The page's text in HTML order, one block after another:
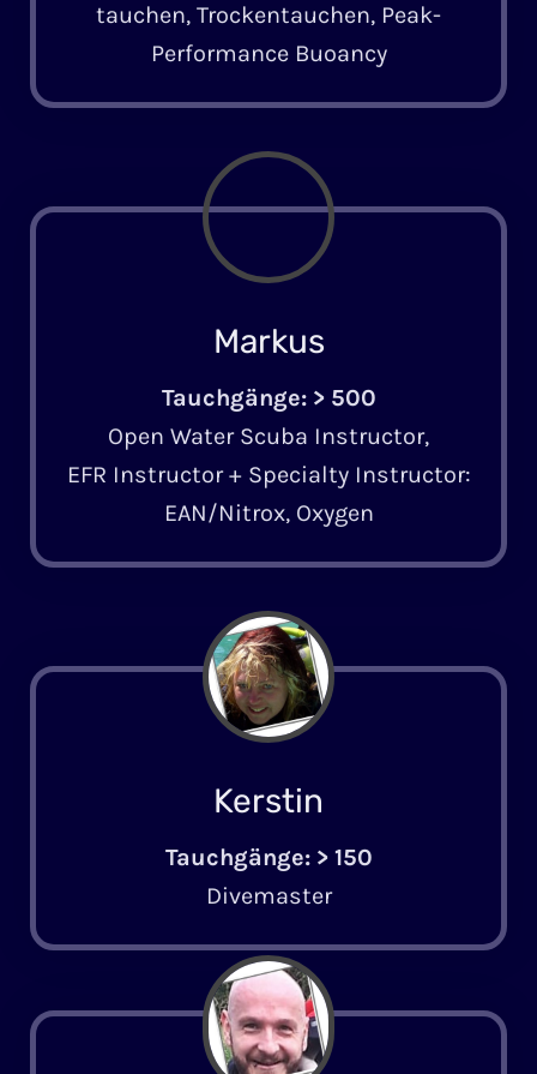
tauchen, Trockentauchen, Peak-
Performance Buoancy
Markus
Tauchgänge: > 500
Open Water Scuba Instructor,
EFR Instructor + Specialty Instructor:
EAN/Nitrox, Oxygen
Kerstin
Tauchgänge: > 150
Dive­master